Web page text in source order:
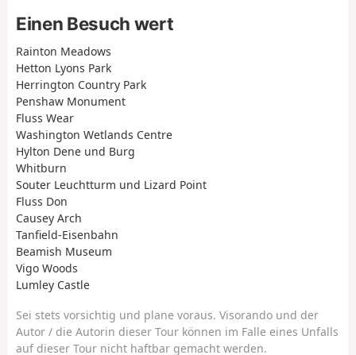
Einen Besuch wert
Rainton Meadows
Hetton Lyons Park
Herrington Country Park
Penshaw Monument
Fluss Wear
Washington Wetlands Centre
Hylton Dene und Burg
Whitburn
Souter Leuchtturm und Lizard Point
Fluss Don
Causey Arch
Tanfield-Eisenbahn
Beamish Museum
Vigo Woods
Lumley Castle
Sei stets vorsichtig und plane voraus. Visorando und der
Autor / die Autorin dieser Tour können im Falle eines Unfalls
auf dieser Tour nicht haftbar gemacht werden.